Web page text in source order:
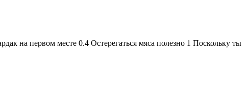
на первом месте 0.4 Остерегаться мяса полезно 1 Поскольку ты